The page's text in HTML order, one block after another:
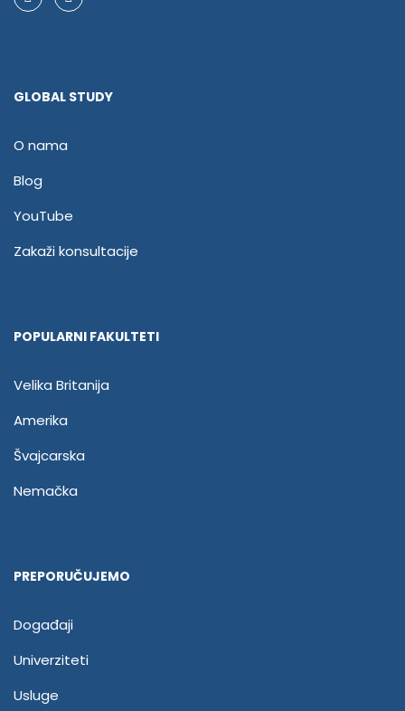
GLOBAL STUDY
O nama
Blog
YouTube
Zakaži konsultacije
POPULARNI FAKULTETI
Velika Britanija
Amerika
Švajcarska
Nemačka
PREPORUČUJEMO
Događaji
Univerziteti
Usluge